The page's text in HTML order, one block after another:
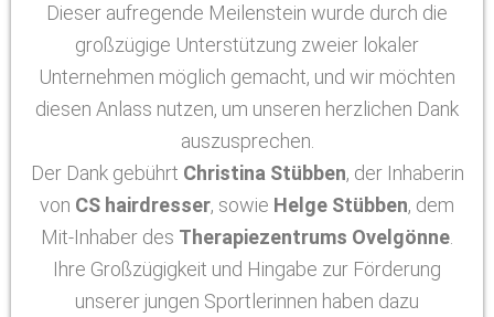
Dieser aufregende Meilenstein wurde durch die
großzügige Unterstützung zweier lokaler
Unternehmen möglich gemacht, und wir möchten
diesen Anlass nutzen, um unseren herzlichen Dank
auszusprechen.
Der Dank gebührt Christina Stübben, der Inhaberin
von CS hairdresser, sowie Helge Stübben, dem
Mit-Inhaber des Therapiezentrums Ovelgönne
Ihre Großzügigkeit und Hingabe zur Förderung
unserer jungen Sportlerinnen haben dazu